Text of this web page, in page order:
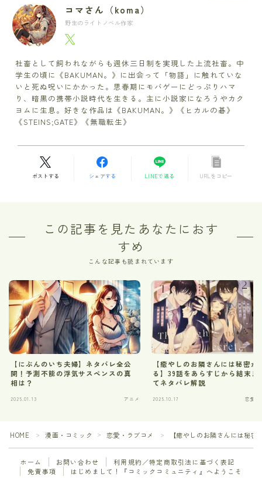
コマさん（koma）
野生のライトノベル作家
社畜として飼われながらも週休三日制を実現した上流社畜。中
学生の頃に《BAKUMAN。》に出会って「物語」に触れていな
いと死ぬ呪いにかかった。思春期にモバゲーにどっぷりハマ
り、暗黒の携帯小説時代を生きる。主に小説家になろうやカク
ヨムに生息。好きな作品は《BAKUMAN。》《ヒカルの碁》
《STEINS;GATE》《無職転生》
ポストする シェアする LINEで送る URLをコピー
この記事を見たあなたにおす
すめ
こんな記事も読まれています
【にぶんのいち夫婦】ネタバレ全公
開！予測不能の浮気サスペンスの真
相は？
2025.01.13 アニメ
【癒やしのお隣さんには秘密が
る】39話をあらすじから結末ま
てネタバレ解説
2025.10.17 恋愛・
HOME ＞ 漫画・コミック ＞ 恋愛・ラブコメ ＞ 【癒やしのお隣さんには秘
ホーム お問い合わせ
利用規約／特定商取引法に基づく表記
免責事項
はじめまして！『コミックコミュニティ』へようこそ